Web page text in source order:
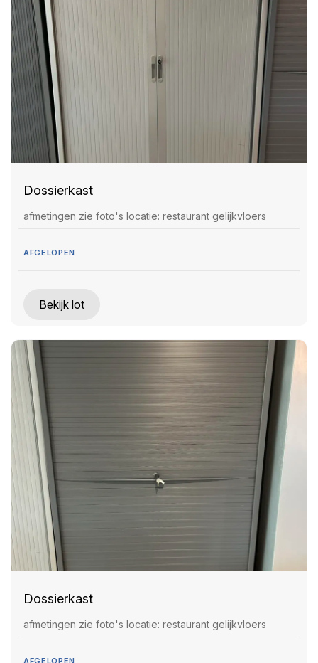
Dossierkast
afmetingen zie foto's locatie: restaurant gelijkvloers
AFGELOPEN
Bekijk lot
Dossierkast
afmetingen zie foto's locatie: restaurant gelijkvloers
AFGELOPEN